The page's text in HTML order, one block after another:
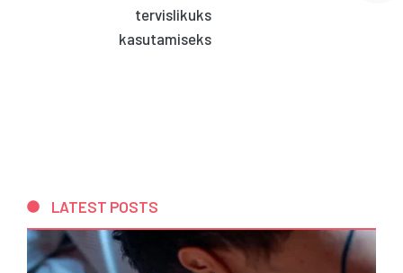
tervislikuks
kasutamiseks
LATEST POSTS